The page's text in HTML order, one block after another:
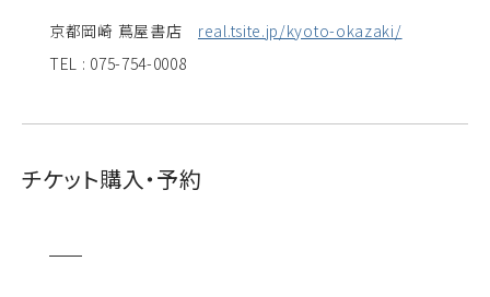
京都岡崎 蔦屋書店 real.tsite.jp/kyoto-okazaki/
TEL : 075-754-0008
チケット購入・予約